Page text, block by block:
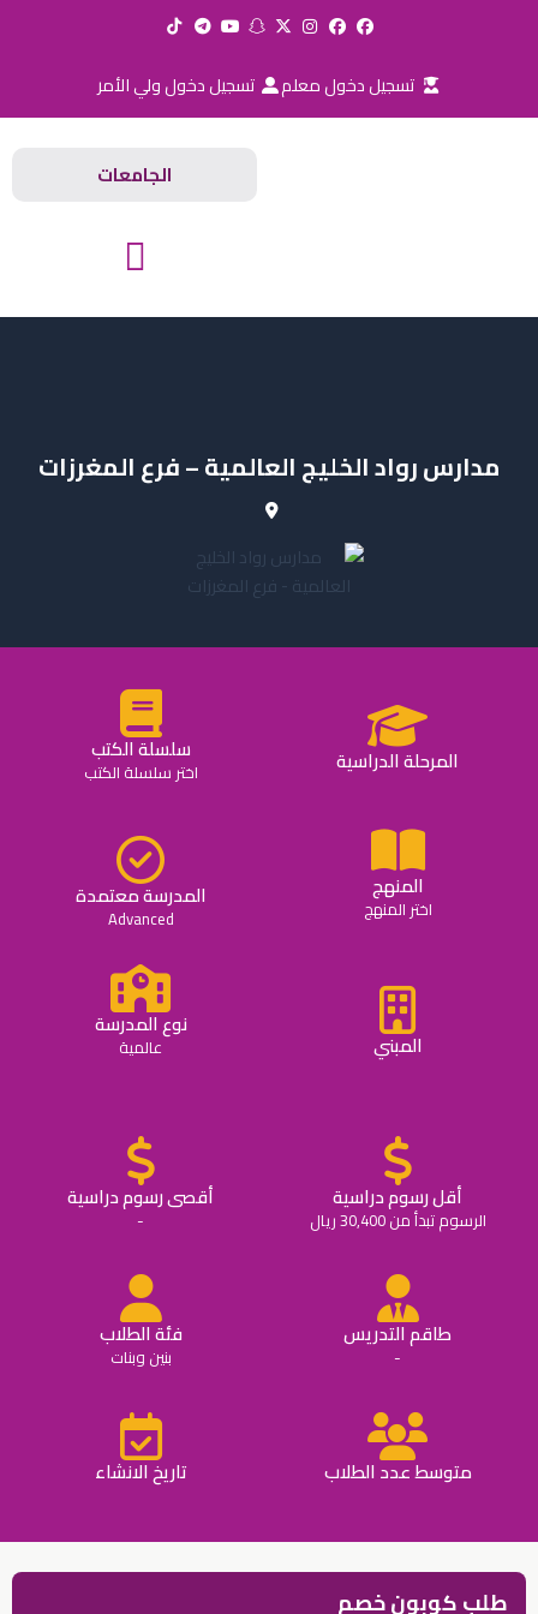
تسجيل دخول معلم تسجيل دخول ولي الأمر
الجامعات
مدارس رواد الخليج العالمية – فرع المغرزات
المرحلة الدراسية سلسلة الكتب
اختر سلسلة الكتب
المنهج
اختر المنهج المدرسة معتمدة
Advanced
المبني
نوع المدرسة
عالمية
أقل رسوم دراسية
الرسوم تبدأ من 30,400 ريال
أقصى رسوم دراسية
-
طاقم التدريس
-
فئة الطلاب
بنين وبنات
متوسط عدد الطلاب تاريخ الانشاء
طلب كوبون خصم